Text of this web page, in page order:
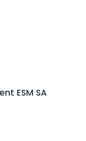
ESM SA